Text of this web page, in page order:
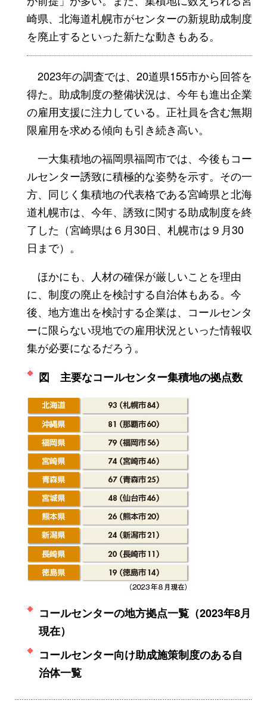
崎県、北海道札幌市がセンターの新規助成制度
を廃止するといった新たな動きもある。
2023年の調査では、20道県155市から回答を
得た。助成制度の整備状況は、今年も進出企業
の雇用支援に注力している。正社員を含む無期
限雇用を求める傾向も引き続き高い。
一大集積地の福岡県福岡市では、今後もコー
ルセンター誘致に積極的な姿勢を示す。その一
方、同じく集積地の代表格である宮崎県と北海
道札幌市は、今年、誘致に関する助成制度を終
了した（宮崎県は６月30日、札幌市は９月30
日まで）。
ほかにも、人材の確保が厳しいことを理由
に、制度の廃止を検討する自治体もある。今
後、地方進出を検討する企業は、コールセンタ
ーに限らない現地での雇用状況といった情報収
集が必要になるだろう。
図 主要なコールセンター集積地の拠点数
コールセンターの地方拠点一覧（2023年8月
現在）
コールセンター向け助成施策制度のある自
治体一覧